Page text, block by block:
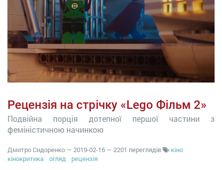
Рецензія на стрічку «Lego Фільм 2»
Подвійна порція дотепної першої частини з
феміністичною начинкою
Дмитро Сидоренко — 2019-02-16 — 2201 переглядів
кіно
кінокритика
огляд рецензія